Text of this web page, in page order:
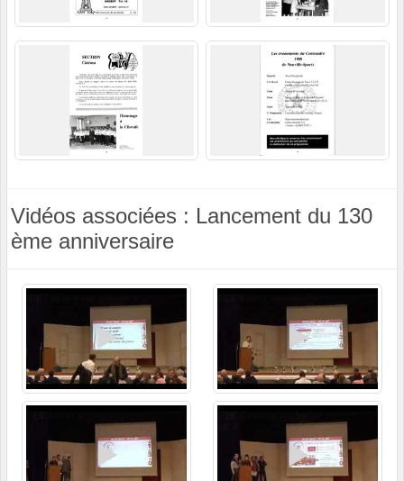
Vidéos associées : Lancement du 130
ème anniversaire